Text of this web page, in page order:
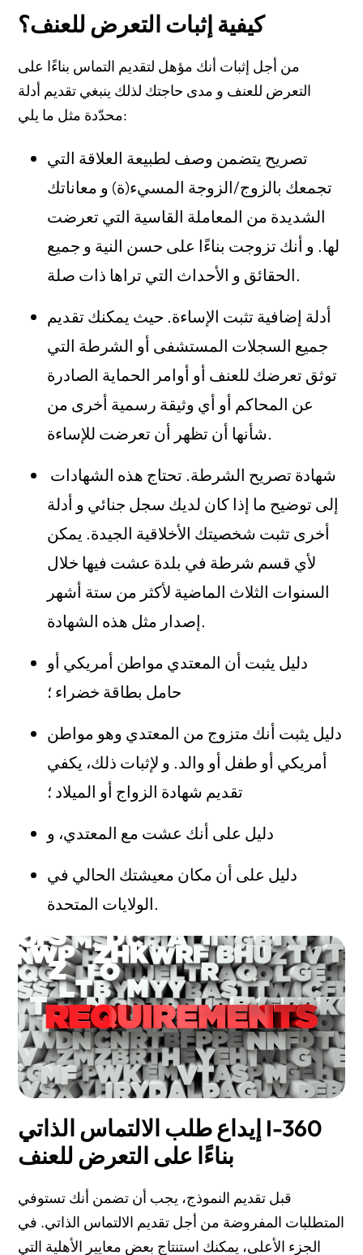
كيفية إثبات التعرض للعنف؟
من أجل إثبات أنك مؤهل لتقديم التماس بناءًا على
التعرض للعنف و مدى حاجتك لذلك ينبغي تقديم أدلة
محدّدة مثل ما يلي:
تصريح يتضمن وصف لطبيعة العلاقة التي
تجمعك بالزوج/الزوجة المسيء(ة) و معاناتك
الشديدة من المعاملة القاسية التي تعرضت
لها. و أنك تزوجت بناءًا على حسن النية و جميع
الحقائق و الأحداث التي تراها ذات صلة.
أدلة إضافية تثبت الإساءة. حيث يمكنك تقديم
جميع السجلات المستشفى أو الشرطة التي
توثق تعرضك للعنف أو أوامر الحماية الصادرة
عن المحاكم أو أي وثيقة رسمية أخرى من
شأنها أن تظهر أن تعرضت للإساءة.
إلى توضيح ما إذا كان لديك سجل جنائي و أدلة
أخرى تثبت شخصيتك الأخلاقية الجيدة. يمكن
لأي قسم شرطة في بلدة عشت فيها خلال
السنوات الثلاث الماضية لأكثر من ستة أشهر
إصدار مثل هذه الشهادة.
دليل يثبت أن المعتدي مواطن أمريكي أو
حامل بطاقة خضراء ؛
دليل يثبت أنك متزوج من المعتدي وهو مواطن
أمريكي أو طفل أو والد. و لإثبات ذلك، يكفي
تقديم شهادة الزواج أو الميلاد ؛
دليل على أنك عشت مع المعتدي، و
دليل على أن مكان معيشتك الحالي في
الولايات المتحدة.
إيداع طلب الالتماس الذاتي I-360
بناءًا على التعرض للعنف
قبل تقديم النموذج، يجب أن تضمن أنك تستوفي
المتطلبات المفروضة من أجل تقديم الالتماس الذاتي. في
الجزء الأعلى، يمكنك استنتاج بعض معايير الأهلية التي